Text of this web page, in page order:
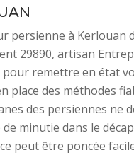
persienne à Kerlouan
29890, artisan
remettre en état
place des méthodes
des persiennes ne
minutie dans le
peut être poncée